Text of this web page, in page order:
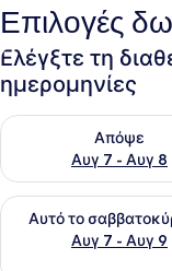
Επιλογές
Ελέγξτε τη
ημερομηνίες
Απόψε
Αυγ 7 - Αυγ 8
Έλεγχος
Αυτό το
Αυγ 7 - Αυγ 9
Έλεγχος